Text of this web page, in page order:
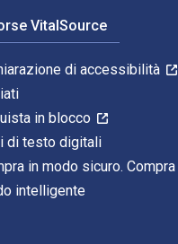
VitalSource
di accessibilità
in blocco
di testo digitali
in modo sicuro. Compra
intelligente